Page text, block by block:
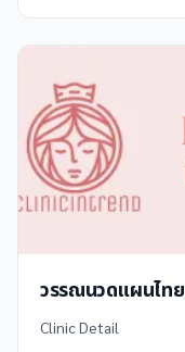
วรรณนวดแผนไทย
Clinic Detail